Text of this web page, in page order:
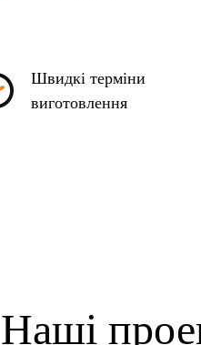
Швидкі терміни
виготовлення
Наші